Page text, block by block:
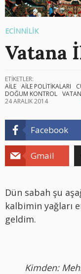
ECİNNİLİK
Vatana
ETİKETLER:
AİLE AİLE POLİTİKALARI
DOĞUM KONTROL
24 ARALIK 2014
Facebook
Gmail
Dün sabah şu
kalbimin yağları
geldim.
Kimden: